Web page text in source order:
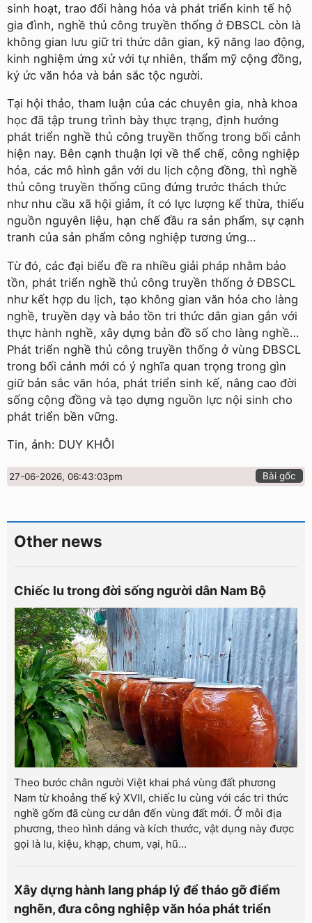
sinh hoạt, trao đổi hàng hóa và phát triển kinh tế hộ
gia đình, nghề thủ công truyền thống ở ĐBSCL còn là
không gian lưu giữ tri thức dân gian, kỹ năng lao động,
kinh nghiệm ứng xử với tự nhiên, thẩm mỹ cộng đồng,
ký ức văn hóa và bản sắc tộc người.
Tại hội thảo, tham luận của các chuyên gia, nhà khoa
học đã tập trung trình bày thực trạng, định hướng
phát triển nghề thủ công truyền thống trong bối cảnh
hiện nay. Bên cạnh thuận lợi về thể chế, công nghiệp
hóa, các mô hình gắn với du lịch cộng đồng, thì nghề
thủ công truyền thống cũng đứng trước thách thức
như nhu cầu xã hội giảm, ít có lực lượng kế thừa, thiếu
nguồn nguyên liệu, hạn chế đầu ra sản phẩm, sự cạnh
tranh của sản phẩm công nghiệp tương ứng…
Từ đó, các đại biểu đề ra nhiều giải pháp nhằm bảo
tồn, phát triển nghề thủ công truyền thống ở ĐBSCL
như kết hợp du lịch, tạo không gian văn hóa cho làng
nghề, truyền dạy và bảo tồn tri thức dân gian gắn với
thực hành nghề, xây dựng bản đồ số cho làng nghề…
Phát triển nghề thủ công truyền thống ở vùng ĐBSCL
trong bối cảnh mới có ý nghĩa quan trọng trong gìn
giữ bản sắc văn hóa, phát triển sinh kế, nâng cao đời
sống cộng đồng và tạo dựng nguồn lực nội sinh cho
phát triển bền vững.
Tin, ảnh: DUY KHÔI
27-06-2026, 06:43:03pm Bài gốc
Other news
Chiếc lu trong đời sống người dân Nam Bộ
Theo bước chân người Việt khai phá vùng đất phương
Nam từ khoảng thế kỷ XVII, chiếc lu cùng với các tri thức
nghề gốm đã cùng cư dân đến vùng đất mới. Ở mỗi địa
phương, theo hình dáng và kích thước, vật dụng này được
gọi là lu, kiệu, khạp, chum, vại, hũ...
Xây dựng hành lang pháp lý để tháo gỡ điểm
nghẽn, đưa công nghiệp văn hóa phát triển